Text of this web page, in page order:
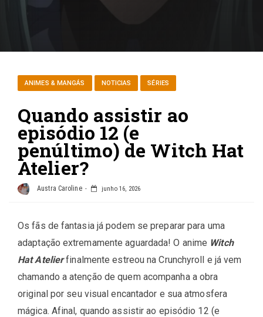
ANIMES & MANGÁS NOTICIAS SÉRIES
Quando assistir ao
episódio 12 (e
penúltimo) de Witch Hat
Atelier?
Austra Caroline junho 16, 2026
Os fãs de fantasia já podem se preparar para uma
adaptação extremamente aguardada! O anime Witch
Hat Atelierfinalmente estreou na Crunchyroll e já vem
chamando a atenção de quem acompanha a obra
original por seu visual encantador e sua atmosfera
mágica. Afinal, quando assistir ao episódio 12 (e